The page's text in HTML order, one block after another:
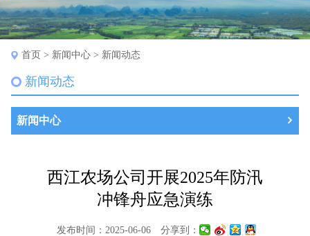
首页 > 新闻中心 > 新闻动态
新闻动态
新闻中心
西江农场公司开展2025年防汛
冲锋舟应急演练
发布时间：2025-06-06 分享到：